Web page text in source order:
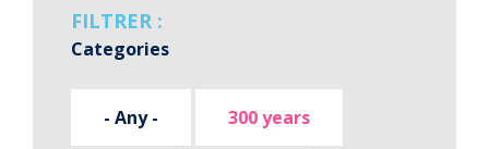
FILTRER :
Categories
- Any - 300 years